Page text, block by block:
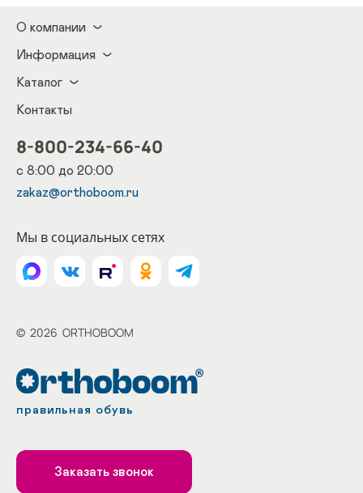
О компании
Информация
Каталог
Контакты
8-800-234-66-40
с 8:00 до 20:00
zakaz@orthoboom.ru
Мы в социальных сетях
© 2026 ORTHOBOOM
правильная обувь
Заказать звонок